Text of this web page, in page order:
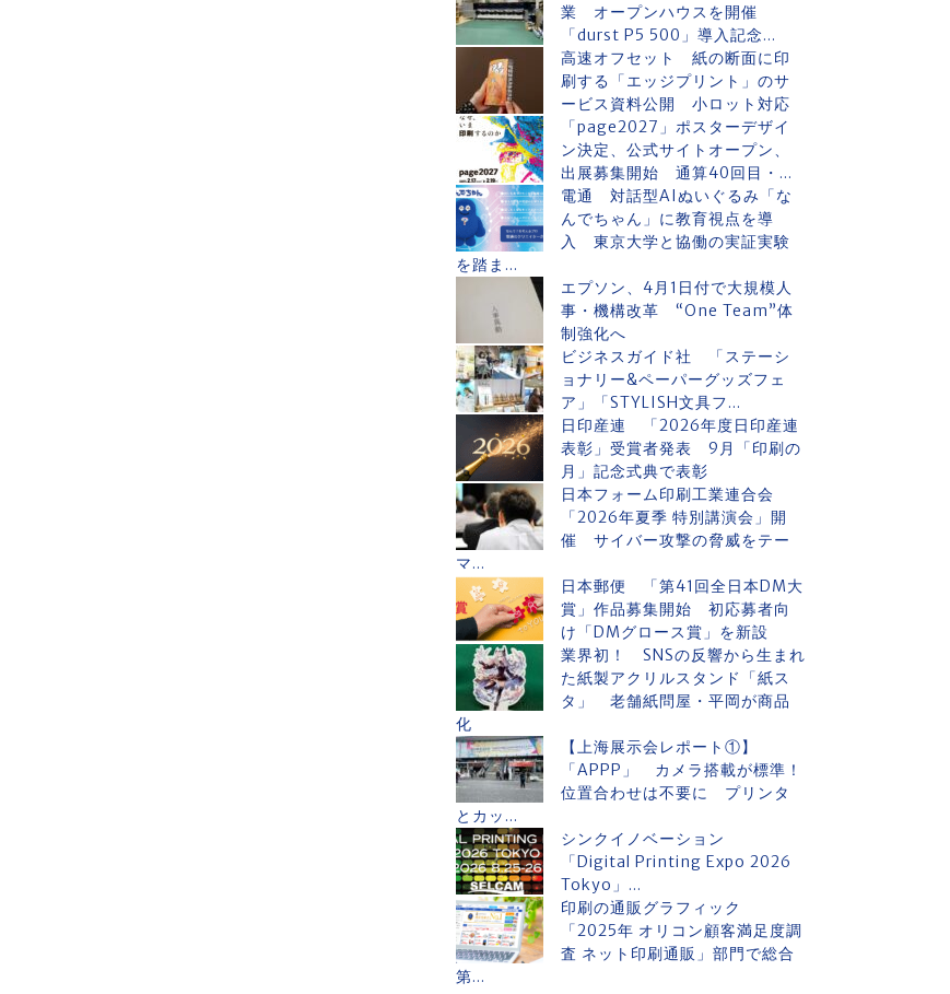
業 オープンハウスを開催
「durst P5 500」導入記念...
高速オフセット 紙の断面に印
刷する「エッジプリント」のサ
ービス資料公開 小ロット対応
「page2027」ポスターデザイ
ン決定、公式サイトオープン、
出展募集開始 通算40回目・...
電通 対話型AIぬいぐるみ「な
んでちゃん」に教育視点を導
入 東京大学と協働の実証実験
を踏ま...
エプソン、4月1日付で大規模人
事・機構改革 “One Team”体
制強化へ
ビジネスガイド社 「ステーシ
ョナリー&ペーパーグッズフェ
ア」「STYLISH文具フ...
日印産連 「2026年度日印産連
表彰」受賞者発表 9月「印刷の
月」記念式典で表彰
日本フォーム印刷工業連合会
「2026年夏季 特別講演会」開
催 サイバー攻撃の脅威をテー
マ...
日本郵便 「第41回全日本DM大
賞」作品募集開始 初応募者向
け「DMグロース賞」を新設
業界初！ SNSの反響から生まれ
た紙製アクリルスタンド「紙ス
タ」 老舗紙問屋・平岡が商品
化
【上海展示会レポート①】
「APPP」 カメラ搭載が標準！
位置合わせは不要に プリンタ
とカッ...
シンクイノベーション
「Digital Printing Expo 2026
Tokyo」...
印刷の通販グラフィック
「2025年 オリコン顧客満足度調
査 ネット印刷通販」部門で総合
第...